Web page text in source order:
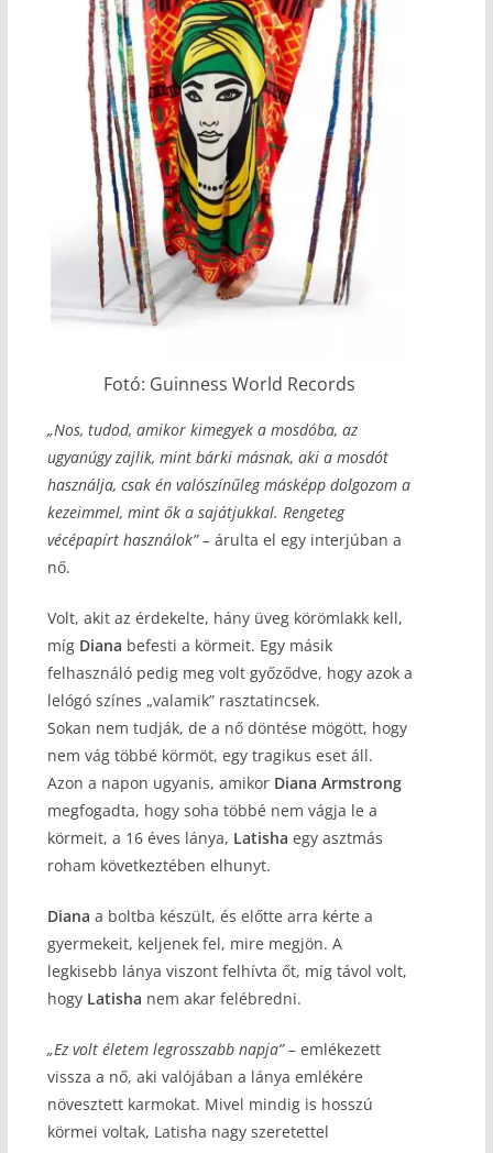
Fotó: Guinness World Records
„Nos, tudod, amikor kimegyek a mosdóba, az
ugyanúgy zajlik, mint bárki másnak, aki a mosdót
használja, csak én valószínűleg másképp dolgozom a
kezeimmel, mint ők a sajátjukkal. Rengeteg
vécépapírt használok” –árulta el egy interjúban a
nő.
Volt, akit az érdekelte, hány üveg körömlakk kell,
míg Diana befesti a körmeit. Egy másik
felhasználó pedig meg volt győződve, hogy azok a
lelógó színes „valamik” rasztatincsek.
Sokan nem tudják, de a nő döntése mögött, hogy
nem vág többé körmöt, egy tragikus eset áll.
Azon a napon ugyanis, amikor Diana Armstrong
megfogadta, hogy soha többé nem vágja le a
körmeit, a 16 éves lánya, Latisha egy asztmás
roham következtében elhunyt.
Diana a boltba készült, és előtte arra kérte a
gyermekeit, keljenek fel, mire megjön. A
legkisebb lánya viszont felhívta őt, míg távol volt,
hogy Latisha nem akar felébredni.
„Ez volt életem legrosszabb napja”– emlékezett
vissza a nő, aki valójában a lánya emlékére
növesztett karmokat. Mivel mindig is hosszú
körmei voltak, Latisha nagy szeretettel